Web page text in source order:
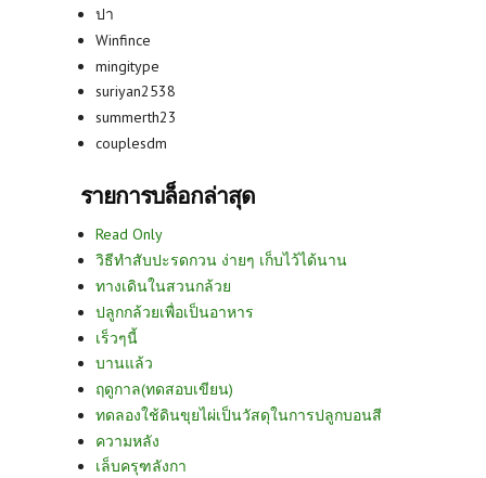
ปา
Winfince
mingitype
suriyan2538
summerth23
couplesdm
รายการบล็อกล่าสุด
Read Only
วิธีทำสับปะรดกวน ง่ายๆ เก็บไว้ได้นาน
ทางเดินในสวนกล้วย
ปลูกกล้วยเพื่อเป็นอาหาร
เร็วๆนี้
บานแล้ว
ฤดูกาล(ทดสอบเขียน)
ทดลองใช้ดินขุยไผ่เป็นวัสดุในการปลูกบอนสี
ความหลัง
เล็บครุฑลังกา